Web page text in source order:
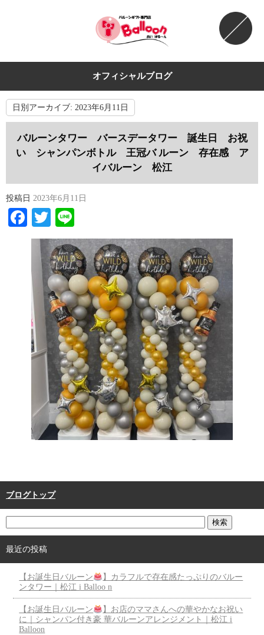
オフィシャルブログ
日別アーカイブ: 2023年6月11日
バルーンタワー バースデータワー 誕生日 お祝
い シャンパンボトル 王冠バ ルーン 存在感 ア
イバルーン 松江
投稿日 2023年6月11日
Facebook
Twitter
ブログトップ
最近の投稿
【お誕生日バルーン
】カラフルで存在感たっぷりのバルー
ンタワー｜松江 i Balloo n
【お誕生日バルーン
】お店のママさんへの華やかなお祝い
に｜シャンパン付き豪 華バルーンアレンジメント｜松江 i
Balloon